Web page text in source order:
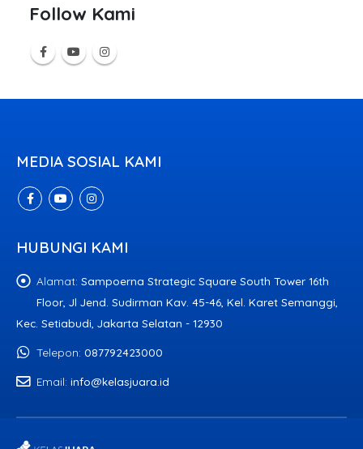
Follow Kami
MEDIA SOSIAL KAMI
HUBUNGI KAMI
Alamat: Sampoerna Strategic Square South Tower 16th
Floor, Jl Jend. Sudirman Kav. 45-46, Kel. Karet Semanggi,
Kec. Setiabudi, Jakarta Selatan - 12930
Telepon: 087792423000
Email: info@kelasjuara.id